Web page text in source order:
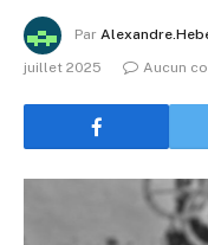
Par
juillet 2025
Aucun